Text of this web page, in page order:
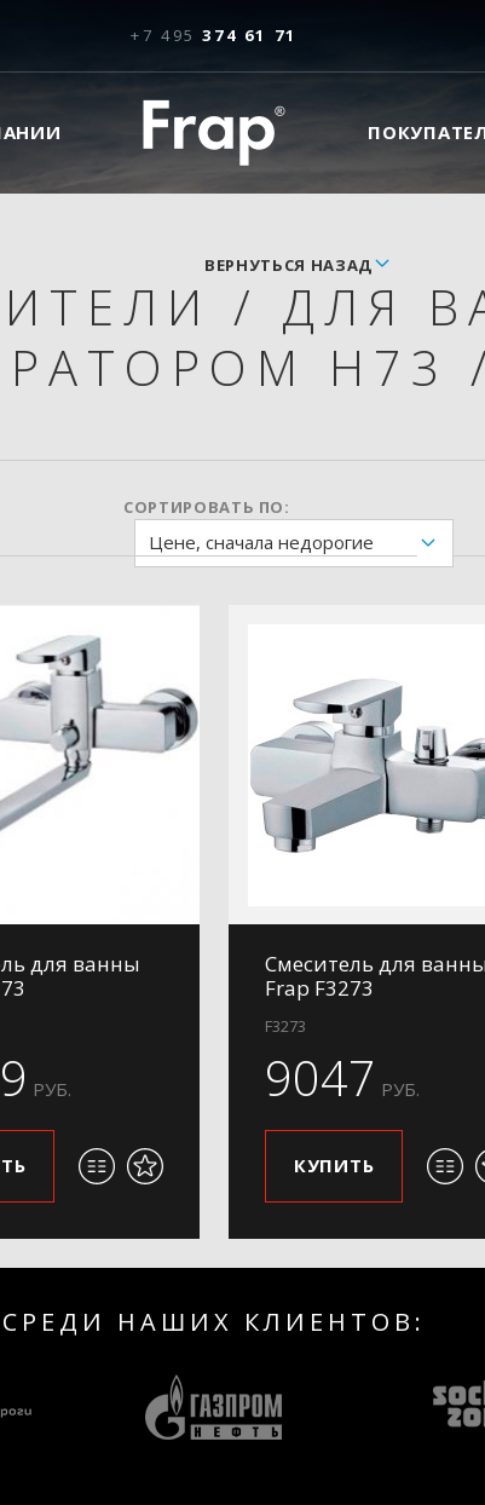
+7 495 374 61 71
ВЕРНУТЬСЯ НАЗАД
/ ДЛЯ
H73
СОРТИРОВАТЬ ПО:
Цене, сначала недорогие
для ванны
РУБ.
Смеситель для
Frap F3273
F3273
9047 РУБ.
КУПИТЬ
СРЕДИ НАШИХ КЛИЕНТОВ: